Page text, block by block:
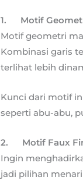
1. Motif
Motif geometri
Kombinasi garis
terlihat lebih
Kunci dari motif
seperti abu-abu,
2. Motif Faux
Ingin
jadi pilihan